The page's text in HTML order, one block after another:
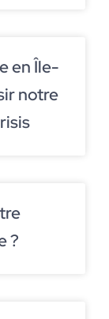
en Île-
notre
?